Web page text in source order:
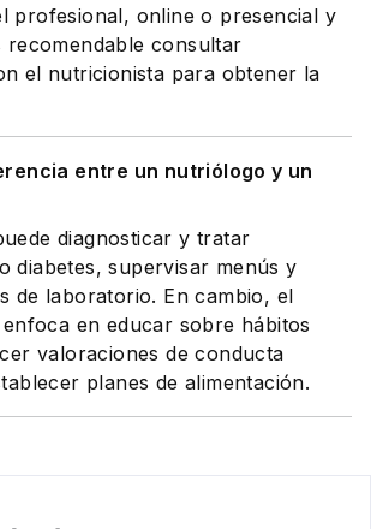
profesional, online o presencial y
recomendable consultar
el nutricionista para obtener la
entre un nutriólogo y un
diagnosticar y tratar
diabetes, supervisar menús y
de laboratorio. En cambio, el
en educar sobre hábitos
valoraciones de conducta
planes de alimentación.